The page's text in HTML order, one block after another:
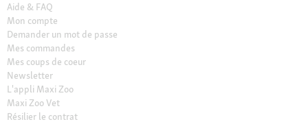
Aide & FAQ
Mon compte
Demander un mot de passe
Mes commandes
Mes coups de coeur
Newsletter
L'appli Maxi Zoo
Maxi Zoo Vet
Résilier le contrat